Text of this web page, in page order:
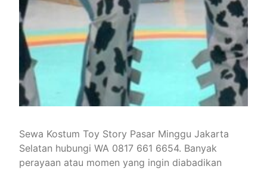
Sewa Kostum Toy Story Pasar Minggu Jakarta
Selatan hubungi WA 0817 661 6654. Banyak
perayaan atau momen yang ingin diabadikan